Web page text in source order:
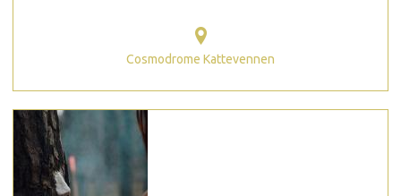
Cosmodrome Kattevennen